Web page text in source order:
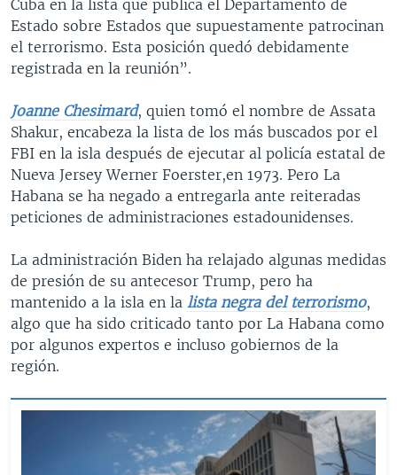
Cuba en la lista que publica el Departamento de
Estado sobre Estados que supuestamente patrocinan
el terrorismo. Esta posición quedó debidamente
registrada en la reunión”.
Joanne Chesimard, quien tomó el nombre de Assata
Shakur, encabeza la lista de los más buscados por el
FBI en la isla después de ejecutar al policía estatal de
Nueva Jersey Werner Foerster,en 1973. Pero La
Habana se ha negado a entregarla ante reiteradas
peticiones de administraciones estadounidenses.
La administración Biden ha relajado algunas medidas
de presión de su antecesor Trump, pero ha
mantenido a la isla en la lista negra del terrorismo,
algo que ha sido criticado tanto por La Habana como
por algunos expertos e incluso gobiernos de la
región.